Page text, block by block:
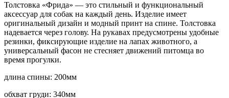
Толстовка «Фрида» — это стильный и функциональный
аксессуар для собак на каждый день. Изделие имеет
оригинальный дизайн и модный принт на спине. Толстовка
надевается через голову. На рукавах предусмотрены удобные
резинки, фиксирующие изделие на лапах животного, а
универсальный фасон не стесняет движений питомца во
время прогулки.
длина спины: 200мм
обхват груди: 340мм